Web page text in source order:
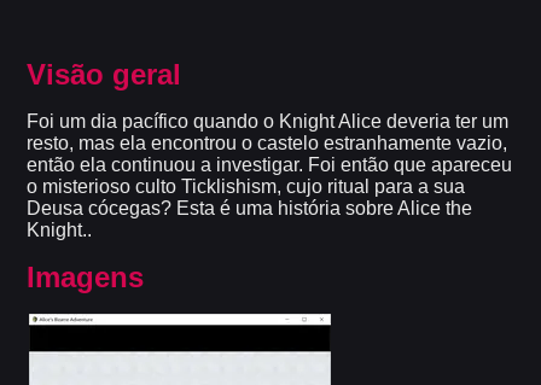
Visão geral
Foi um dia pacífico quando o Knight Alice deveria ter um
resto, mas ela encontrou o castelo estranhamente vazio,
então ela continuou a investigar. Foi então que apareceu
o misterioso culto Ticklishism, cujo ritual para a sua
Deusa cócegas? Esta é uma história sobre Alice the
Knight..
Imagens